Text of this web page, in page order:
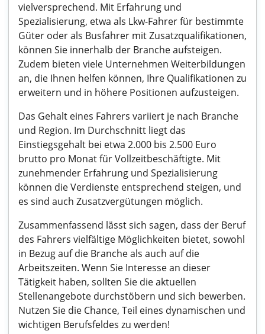
vielversprechend. Mit Erfahrung und
Spezialisierung, etwa als Lkw-Fahrer für bestimmte
Güter oder als Busfahrer mit Zusatzqualifikationen,
können Sie innerhalb der Branche aufsteigen.
Zudem bieten viele Unternehmen Weiterbildungen
an, die Ihnen helfen können, Ihre Qualifikationen zu
erweitern und in höhere Positionen aufzusteigen.
Das Gehalt eines Fahrers variiert je nach Branche
und Region. Im Durchschnitt liegt das
Einstiegsgehalt bei etwa 2.000 bis 2.500 Euro
brutto pro Monat für Vollzeitbeschäftigte. Mit
zunehmender Erfahrung und Spezialisierung
können die Verdienste entsprechend steigen, und
es sind auch Zusatzvergütungen möglich.
Zusammenfassend lässt sich sagen, dass der Beruf
des Fahrers vielfältige Möglichkeiten bietet, sowohl
in Bezug auf die Branche als auch auf die
Arbeitszeiten. Wenn Sie Interesse an dieser
Tätigkeit haben, sollten Sie die aktuellen
Stellenangebote durchstöbern und sich bewerben.
Nutzen Sie die Chance, Teil eines dynamischen und
wichtigen Berufsfeldes zu werden!